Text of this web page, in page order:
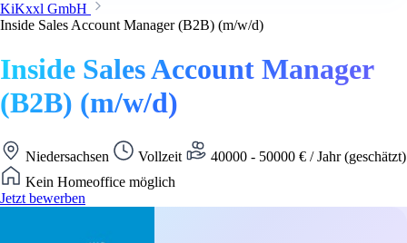
KiKxxl GmbH
Inside Sales Account Manager (B2B) (m/w/d)
Inside Sales Account Manager
(B2B) (m/w/d)
Niedersachsen Vollzeit
40000 - 50000 € / Jahr (geschätzt)
Kein Homeoffice möglich
Jetzt bewerben